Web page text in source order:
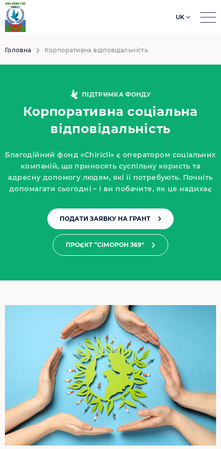
UK
Головна Корпоративна відповідальність
ПІДТРИМКА ФОНДУ
Корпоративна соціальна
відповідальність
Благодійний фонд «Chiricli» є оператором соціальних
компаній, що приносять суспільну користь та
адресну допомогу людям, які її потребують. Почніть
допомагати сьогодні – і ви побачите, як це надихає
ПОДАТИ ЗАЯВКУ НА ГРАНТ
ПРОЄКТ “СІМОРОН 369"